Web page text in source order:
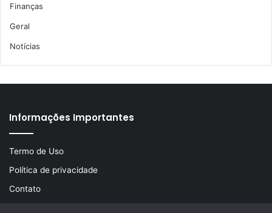
Finanças
Geral
Notícias
Informações Importantes
Termo de Uso
Política de privacidade
Contato